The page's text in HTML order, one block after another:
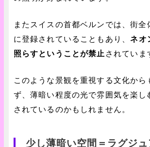
またスイスの首都ベルンでは、街全
に登録されていることもあり、ネオ
照らすということが禁止 されていま
このような景観を重視する文化から
ず、薄暗い程度の光で雰囲気を楽し
されているのかもしれません。
少し薄暗い空間＝ラグジュ